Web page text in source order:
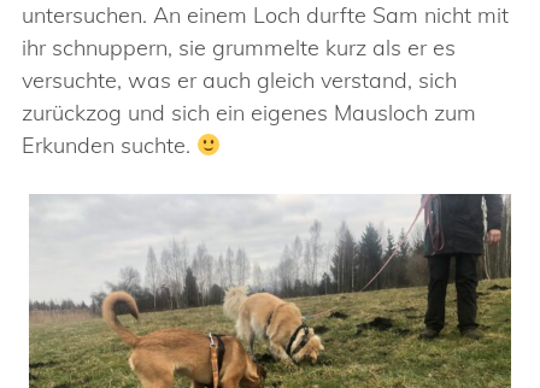
untersuchen. An einem Loch durfte Sam nicht mit
ihr schnuppern, sie grummelte kurz als er es
versuchte, was er auch gleich verstand, sich
zurückzog und sich ein eigenes Mausloch zum
Erkunden suchte.